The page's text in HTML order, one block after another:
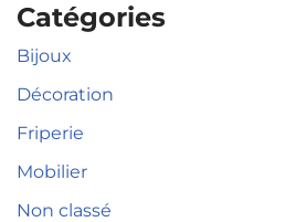
Catégories
Bijoux
Décoration
Friperie
Mobilier
Non classé